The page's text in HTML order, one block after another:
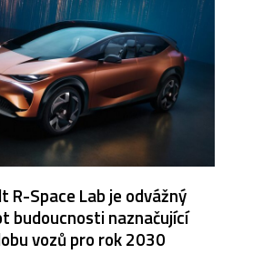
R-Space Lab je odvážný
budoucnosti naznačující
vozů pro rok 2030